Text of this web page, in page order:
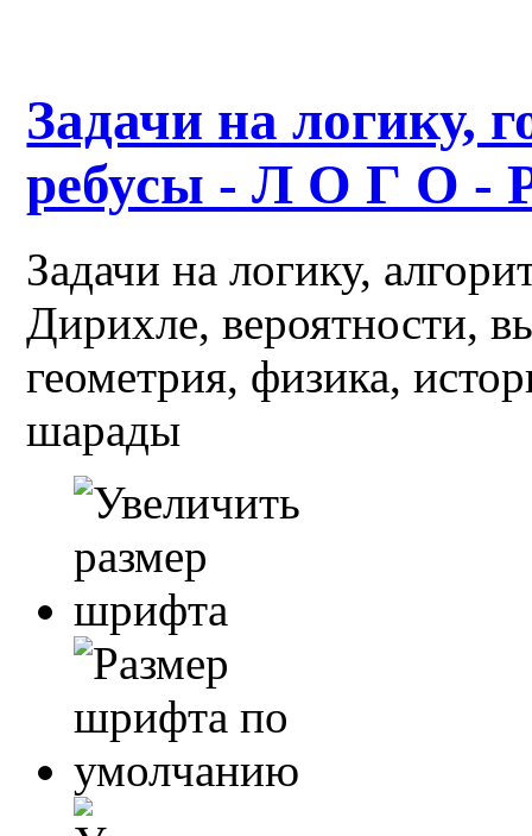
Задачи на логику,
ребусы - Л О Г О -
Задачи на логику,
Дирихле, вероятности,
геометрия, физика,
шарады